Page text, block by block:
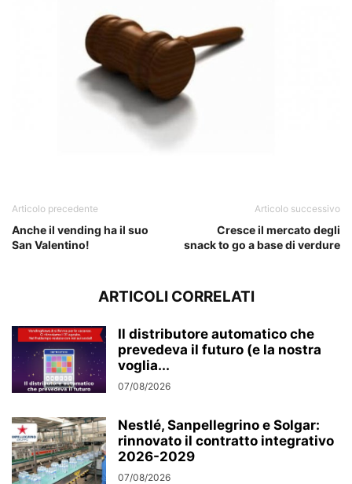
Articolo precedente
Anche il vending ha il suo
San Valentino!
Articolo successivo
Cresce il mercato degli
snack to go a base di verdure
ARTICOLI CORRELATI
Il distributore automatico che
prevedeva il futuro (e la nostra
voglia...
07/08/2026
Nestlé, Sanpellegrino e Solgar:
rinnovato il contratto integrativo
2026-2029
07/08/2026